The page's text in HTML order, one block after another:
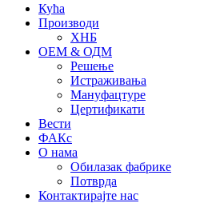
Кућа
Производи
ХНБ
ОЕМ & ОДМ
Решење
Истраживања
Мануфацтуре
Цертификати
Вести
ФАКс
О нама
Обилазак фабрике
Потврда
Контактирајте нас